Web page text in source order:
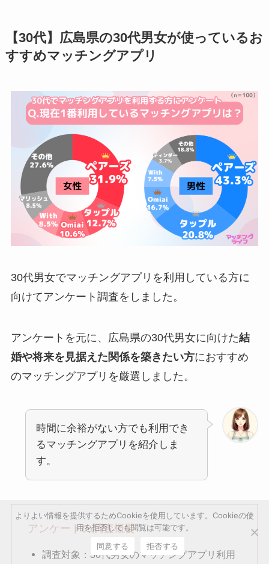
【30代】広島県の30代男女が使っているお
すすめマッチングアプリ
30代男女でマッチングアプリを利用している方に
向けてアンケート調査をしました。
アンケートを元に、広島県の30代男女に向けた結
婚や将来を見据えた関係を築きたい方におすすめ
のマッチングアプリを厳選しました。
時間に余裕がない方でも利用でき
るマッチングアプリを紹介しま
す。
アンケートの調査概要
調査対象：30代男女のマッチングアプリ利用
よりよい情報を提供するためCookieを使用しています。Cookieの使
用を拒否しても閲覧は可能です。
同意する
拒否する